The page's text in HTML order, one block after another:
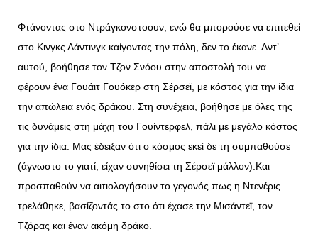
Φτάνοντας στο Ντράγκονστοουν, ενώ θα μπορούσε να επιτεθεί
στο Κινγκς Λάντινγκ καίγοντας την πόλη, δεν το έκανε. Αντ’
αυτού, βοήθησε τον Τζον Σνόου στην αποστολή του να
φέρουν ένα Γουάιτ Γουόκερ στη Σέρσεϊ, με κόστος για την ίδια
την απώλεια ενός δράκου. Στη συνέχεια, βοήθησε με όλες της
τις δυνάμεις στη μάχη του Γουίντερφελ, πάλι με μεγάλο κόστος
για την ίδια. Μας έδειξαν ότι ο κόσμος εκεί δε τη συμπαθούσε
(άγνωστο το γιατί, είχαν συνηθίσει τη Σέρσεϊ μάλλον).Και
προσπαθούν να αιτιολογήσουν το γεγονός πως η Ντενέρις
τρελάθηκε, βασίζοντάς το στο ότι έχασε την Μισάντεϊ, τον
Τζόρας και έναν ακόμη δράκο.